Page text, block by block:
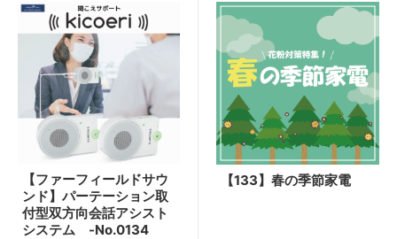
【ファーフィールドサウ
ンド】パーテーション取
付型双方向会話アシスト
システム -No.0134
【133】春の季節家電